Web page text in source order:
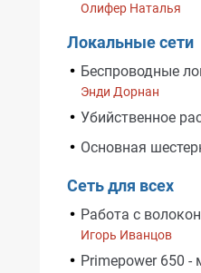
Олифер Наталья
Локальные сети
Беспроводные
Энди Дорнан
Убийственное
Основная
Сеть для всех
Работа с
Игорь Иванцов
Primepower 650